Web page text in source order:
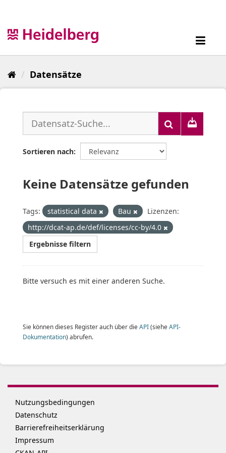
Datensätze
Sortieren nach
Keine Datensätze gefunden
Tags: statistical data Bau
Lizenzen:
http://dcat-ap.de/def/licenses/cc-by/4.0
Ergebnisse filtern
Bitte versuch es mit einer anderen Suche.
Sie können dieses Register auch über die API(siehe API-
Dokumentation) abrufen.
Nutzungsbedingungen
Datenschutz
Barrierefreiheitserklärung
Impressum